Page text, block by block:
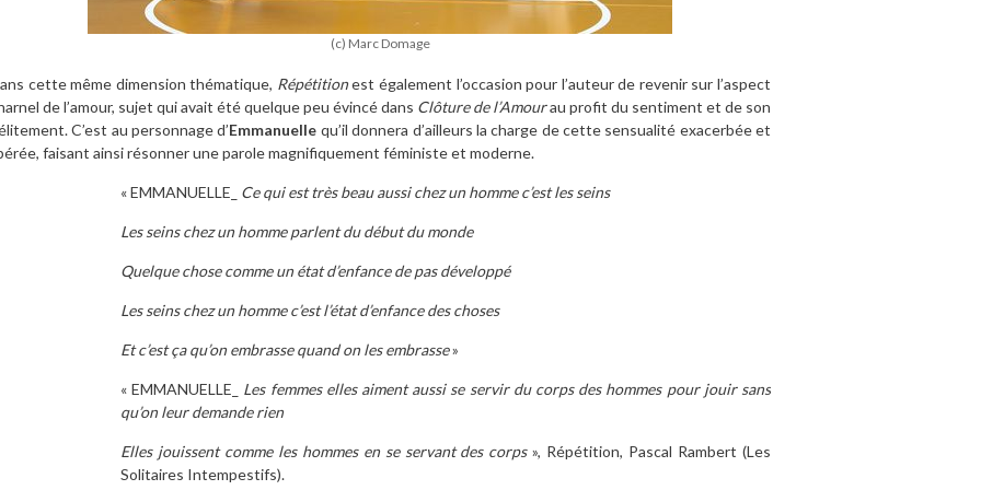
(c) Marc Domage
cette même dimension thématique, Répétitionest également l’occasion pour l’auteur de revenir sur l’aspect
de l’amour, sujet qui avait été quelque peu évincé dans Clôture de l’Amourau profit du sentiment et de son
C’est au personnage d’Emmanuelle qu’il donnera d’ailleurs la charge de cette sensualité exacerbée et
faisant ainsi résonner une parole magnifiquement féministe et moderne.
« EMMANUELLE_ Ce qui est très beau aussi chez un homme c’est les seins
Les seins chez un homme parlent du début du monde
Quelque chose comme un état d’enfance de pas développé
Les seins chez un homme c’est l’état d’enfance des choses
Et c’est ça qu’on embrasse quand on les embrasse»
« EMMANUELLE_ Les femmes elles aiment aussi se servir du corps des hommes pour jouir sans
qu’on leur demande rien
Elles jouissent comme les hommes en se servant des corps», Répétition, Pascal Rambert (Les
Solitaires Intempestifs).